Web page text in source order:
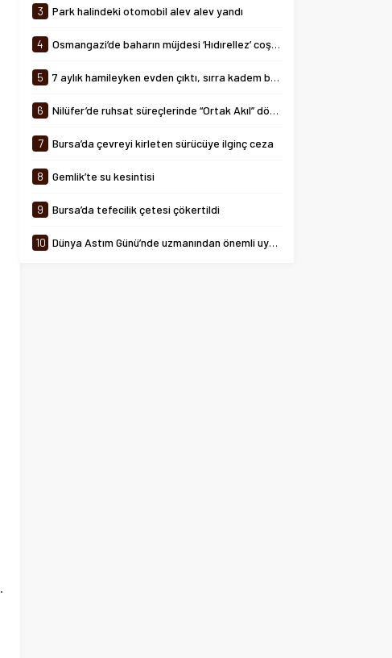
arasında...
3 Park halindeki otomobil alev alev yandı
4 Osmangazi’de baharın müjdesi ‘Hıdırellez’ coşkuyla kutlandı
5 7 aylık hamileyken evden çıktı, sırra kadem bastı
6 Nilüfer’de ruhsat süreçlerinde “Ortak Akıl” dönemi
7 Bursa’da çevreyi kirleten sürücüye ilginç ceza
8 Gemlik’te su kesintisi
9 Bursa’da tefecilik çetesi çökertildi
10 Dünya Astım Günü’nde uzmanından önemli uyarılar